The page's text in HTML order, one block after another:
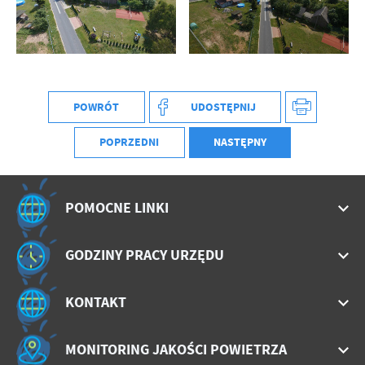
POWRÓT UDOSTĘPNIJ
POPRZEDNI NASTĘPNY
POMOCNE LINKI
GODZINY PRACY URZĘDU
KONTAKT
MONITORING JAKOŚCI POWIETRZA
treści w postaci wiadomości, ofert, komunikatów mediów
społecznościowych.